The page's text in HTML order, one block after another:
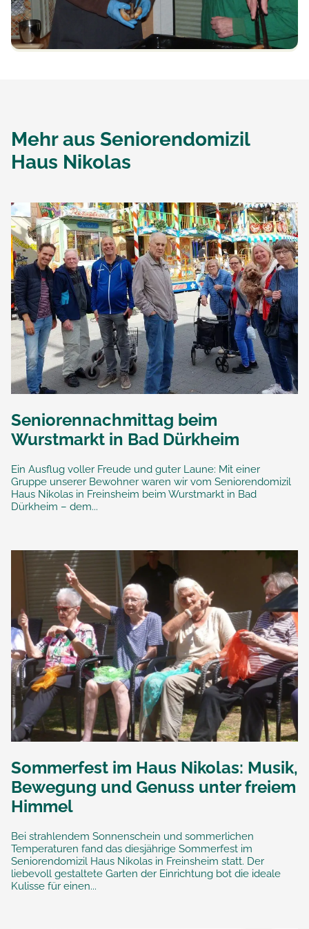
Mehr aus Seniorendomizil
Haus Nikolas
Seniorennachmittag beim
Wurstmarkt in Bad Dürkheim
Ein Ausflug voller Freude und guter Laune: Mit einer
Gruppe unserer Bewohner waren wir vom Seniorendomizil
Haus Nikolas in Freinsheim beim Wurstmarkt in Bad
Dürkheim – dem...
Sommerfest im Haus Nikolas: Musik,
Bewegung und Genuss unter freiem
Himmel
Bei strahlendem Sonnenschein und sommerlichen
Temperaturen fand das diesjährige Sommerfest im
Seniorendomizil Haus Nikolas in Freinsheim statt. Der
liebevoll gestaltete Garten der Einrichtung bot die ideale
Kulisse für einen...